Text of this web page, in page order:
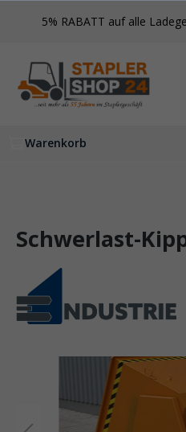
springen
5% RABATT auf alle
Warenkorb
Schwerlast-